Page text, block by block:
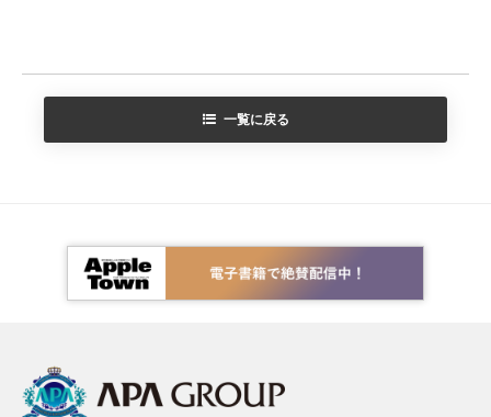
一覧に戻る